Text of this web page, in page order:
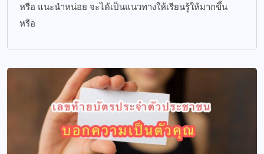
หรือ แนะนำหน่อย จะได้เป็นแนวทางให้เรียนรู้ให้มากขึ้น
หรือ